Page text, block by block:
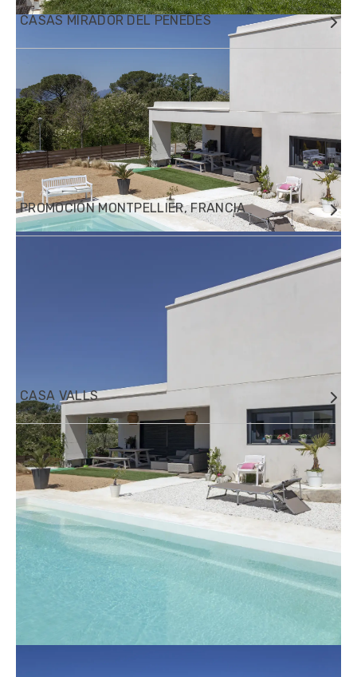
CASAS MIRADOR DEL PENEDÈS
CASA VALLS